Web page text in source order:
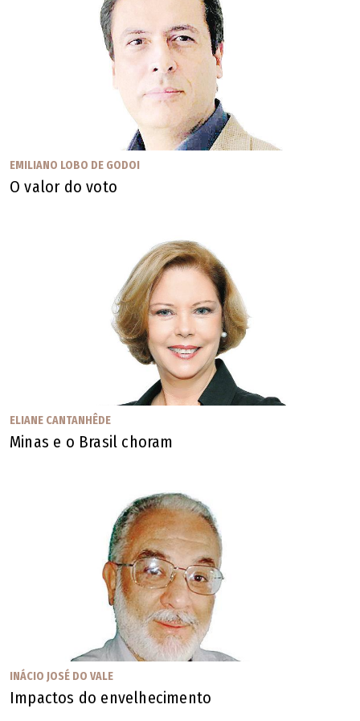
políticas em saúde (Unicamp)
Os artigos publicados não refletem a opinião de O
POPULAR. Sua publicação obedece ao propósito de
estimular e fomentar a diversidade e o debate de
temas locais, nacionais ou mundiais.
EMILIANO LOBO DE GODOI
O valor do voto
ELIANE CANTANHÊDE
Minas e o Brasil choram
INÁCIO JOSÉ DO VALE
Impactos do envelhecimento